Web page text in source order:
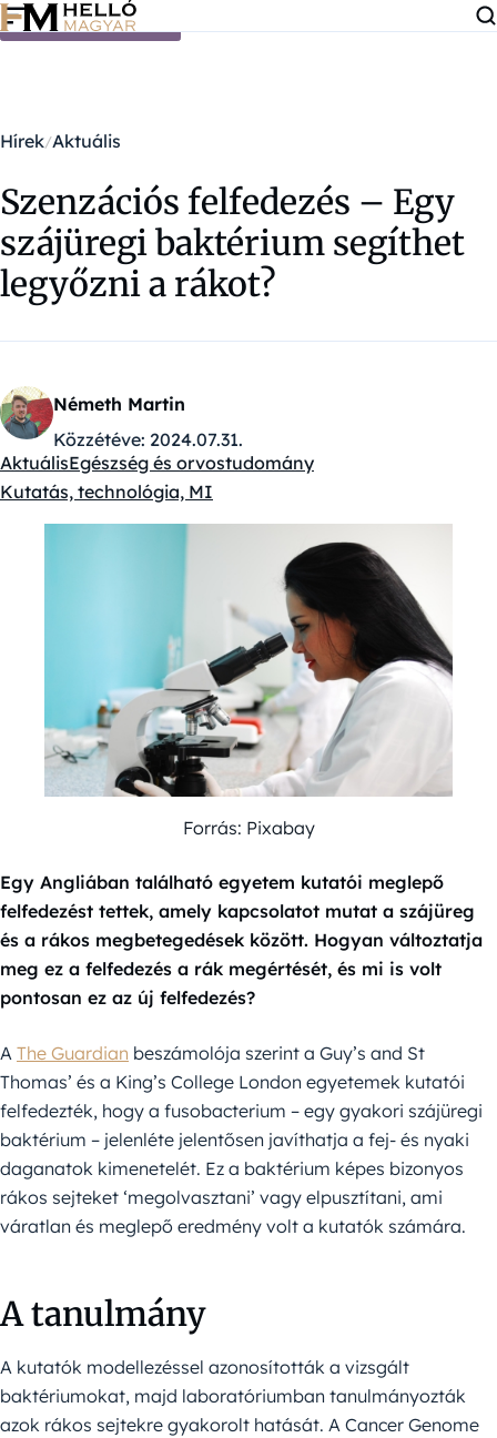
Ugrás a tartalomra
Hírek Aktuális
Szenzációs felfedezés – Egy
szájüregi baktérium segíthet
legyőzni a rákot?
Németh Martin
Közzétéve: 2024.07.31.
Kategóriák:
AktuálisEgészség és orvostudomány
Kutatás, technológia, MI
Forrás: Pixabay
Egy Angliában található egyetem kutatói meglepő
felfedezést tettek, amely kapcsolatot mutat a szájüreg
és a rákos megbetegedések között. Hogyan változtatja
meg ez a felfedezés a rák megértését, és mi is volt
pontosan ez az új felfedezés?
A The Guardian beszámolója szerint a Guy’s and St
Thomas’ és a King’s College London egyetemek kutatói
felfedezték, hogy a fusobacterium – egy gyakori szájüregi
baktérium – jelenléte jelentősen javíthatja a fej- és nyaki
daganatok kimenetelét. Ez a baktérium képes bizonyos
rákos sejteket ‘megolvasztani’ vagy elpusztítani, ami
váratlan és meglepő eredmény volt a kutatók számára.
A tanulmány
A kutatók modellezéssel azonosították a vizsgált
baktériumokat, majd laboratóriumban tanulmányozták
azok rákos sejtekre gyakorolt hatását. A Cancer Genome